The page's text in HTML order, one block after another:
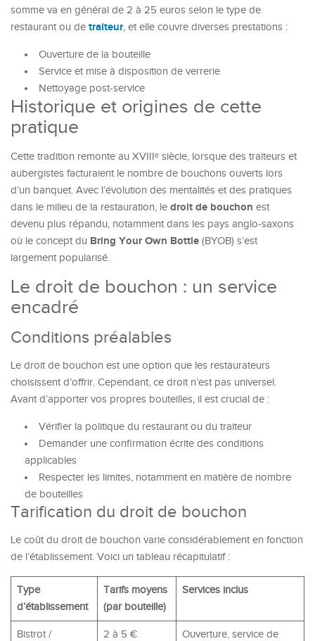
somme va en général de 2 à 25 euros selon le type de
restaurant ou de traiteur, et elle couvre diverses prestations :
Ouverture de la bouteille
Service et mise à disposition de verrerie
Nettoyage post-service
Historique et origines de cette
pratique
Cette tradition remonte au XVIIIᵉ siècle, lorsque des traiteurs et
aubergistes facturaient le nombre de bouchons ouverts lors
d’un banquet. Avec l’évolution des mentalités et des pratiques
dans le milieu de la restauration, le droit de bouchon est
devenu plus répandu, notamment dans les pays anglo-saxons
où le concept du Bring Your Own Bottle (BYOB) s’est
largement popularisé.
Le droit de bouchon : un service
encadré
Conditions préalables
Le droit de bouchon est une option que les restaurateurs
choisissent d’offrir. Cependant, ce droit n’est pas universel.
Avant d’apporter vos propres bouteilles, il est crucial de :
Vérifier la politique du restaurant ou du traiteur
Demander une confirmation écrite des conditions
applicables
Respecter les limites, notamment en matière de nombre
de bouteilles
Tarification du droit de bouchon
Le coût du droit de bouchon varie considérablement en fonction
de l’établissement. Voici un tableau récapitulatif :
Type
d’établissement
Tarifs moyens
(par bouteille)
Services inclus
Bistrot /
2 à 5 €
Ouverture, service de